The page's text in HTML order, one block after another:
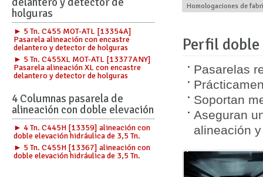
holguras
► 5 Tn. C455 MOT-ATL [13354A]
Pasarela alineación con encastre
delantero y detector de holguras
► 5 Tn. C455XL MOT-ATL [13377ANY]
Pasarela alineación XL con encastre
delantero y detector de holguras
4 Columnas pasarela de
alineación con doble elevación
► 4 Tn. C445H [13359] alineación con
doble elevación hidráulica de 3,5 Tn.
► 5 Tn. C455H [13367] alineación con
doble elevación hidráulica de 3,5 Tn.
Homologaciones de
Perfil doble
Pasarelas
Soportan
Aseguran
alineación